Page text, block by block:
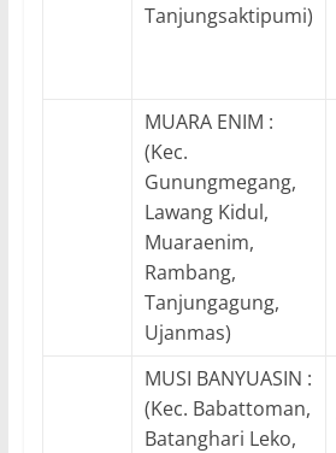
Tanjungsaktipumi)
MUARA ENIM :
(Kec.
Gunungmegang,
Lawang Kidul,
Muaraenim,
Rambang,
Tanjungagung,
Ujanmas)
MUSI BANYUASIN :
(Kec. Babattoman,
Batanghari Leko,